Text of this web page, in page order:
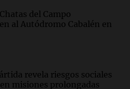
del Campo
al Autódromo Cabalén en
revela riesgos sociales
misiones prolongadas